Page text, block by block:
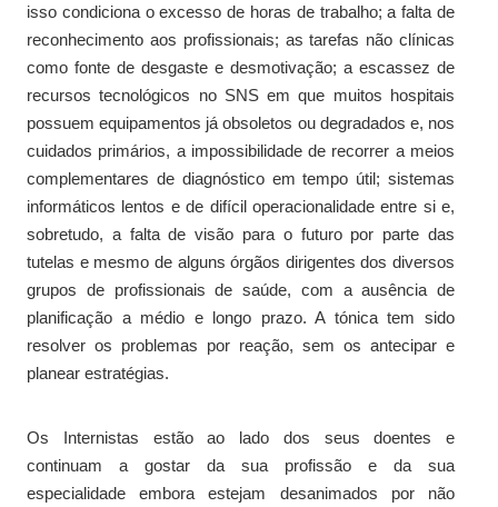
isso condiciona o excesso de horas de trabalho; a falta de
reconhecimento aos profissionais; as tarefas não clínicas
como fonte de desgaste e desmotivação; a escassez de
recursos tecnológicos no SNS em que muitos hospitais
possuem equipamentos já obsoletos ou degradados e, nos
cuidados primários, a impossibilidade de recorrer a meios
complementares de diagnóstico em tempo útil; sistemas
informáticos lentos e de difícil operacionalidade entre si e,
sobretudo, a falta de visão para o futuro por parte das
tutelas e mesmo de alguns órgãos dirigentes dos diversos
grupos de profissionais de saúde, com a ausência de
planificação a médio e longo prazo. A tónica tem sido
resolver os problemas por reação, sem os antecipar e
planear estratégias.
Os Internistas estão ao lado dos seus doentes e
continuam a gostar da sua profissão e da sua
especialidade embora estejam desanimados por não